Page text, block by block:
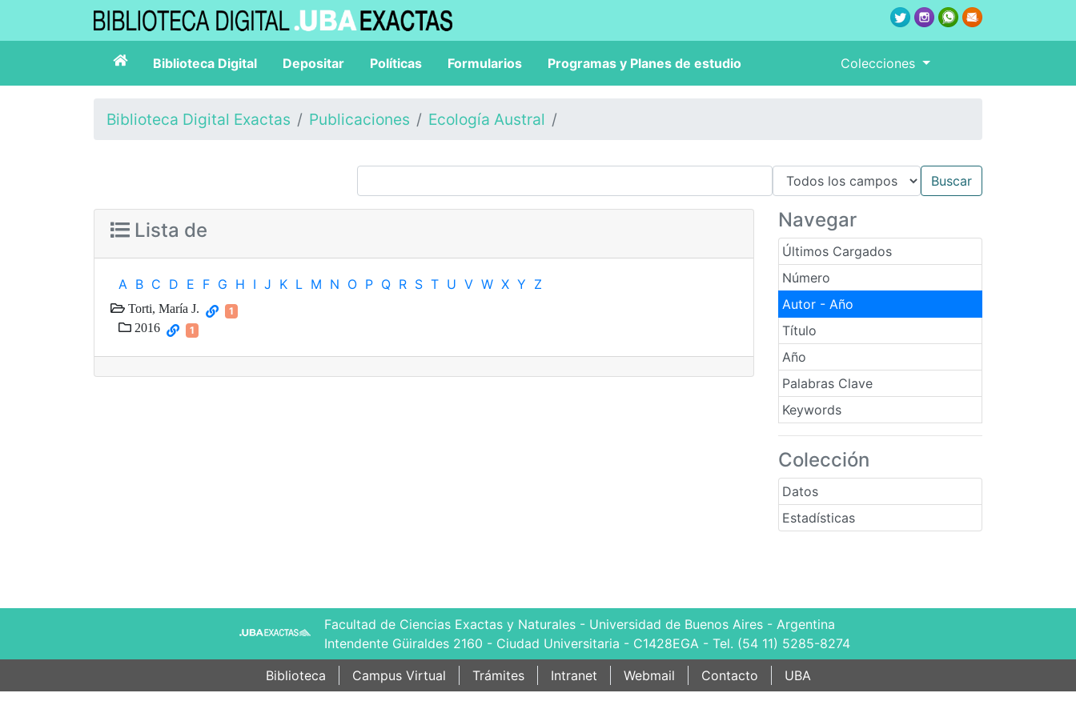
Biblioteca Digital Depositar Políticas Formularios Programas y Planes de estudio Colecciones
Biblioteca Digital Exactas Publicaciones Ecología Austral
Navegar
Últimos Cargados
Número
Autor - Año
Título
Año
Palabras Clave
Keywords
Colección
Datos
Estadísticas
Lista de
A B C D E F G H I J K L M N O P Q R S T U V W X Y Z
Torti, María J. 1
2016 1
Facultad de Ciencias Exactas y Naturales - Universidad de Buenos Aires - Argentina
Intendente Güiraldes 2160 - Ciudad Universitaria - C1428EGA - Tel. (54 11) 5285-8274
Biblioteca
Campus Virtual Trámites Intranet Webmail Contacto UBA